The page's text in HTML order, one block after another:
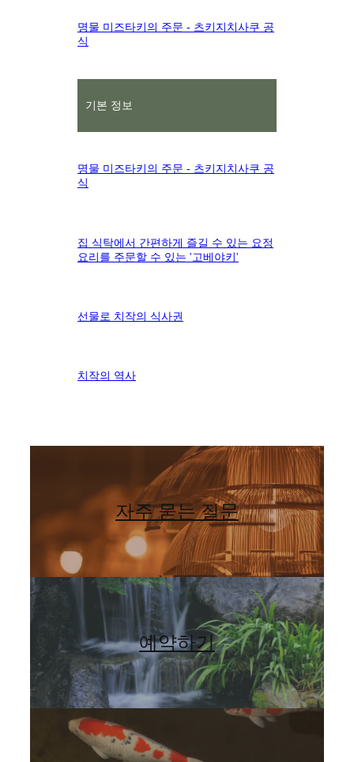
명물 미즈타키의 주문 - 츠키지치사쿠 공
식
기본 정보
명물 미즈타키의 주문 - 츠키지치사쿠 공
식
집 식탁에서 간편하게 즐길 수 있는 요정
요리를 주문할 수 있는 '고베야키'
선물로 치작의 식사권
치작의 역사
자주 묻는 질문
예약하기